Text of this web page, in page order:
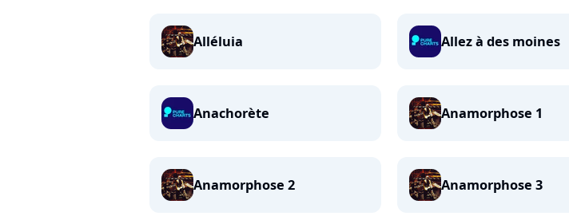
Alléluia Allez à des moines
Anachorète Anamorphose 1
Anamorphose 2 Anamorphose 3